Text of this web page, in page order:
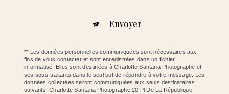
Envoyer
** Les données personnelles communiquées sont nécessaires aux
fins de vous contacter et sont enregistrées dans un fichier
informatisé. Elles sont destinées à Charlotte Santana Photographe et
ses sous-traitants dans le seul but de répondre à votre message. Les
données collectées seront communiquées aux seuls destinataires
suivants: Charlotte Santana Photographe 20 Pl De La République